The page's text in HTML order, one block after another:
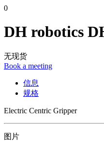
0
DH robotics
无现货
Book a meeting
信息
规格
Electric Centric Gripper
图片